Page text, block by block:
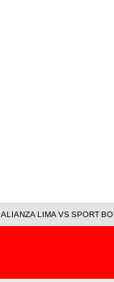
ALIANZA LIMA VS SPORT